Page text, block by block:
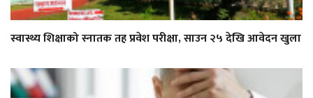
स्वास्थ्य शिक्षाको स्नातक तह प्रवेश परीक्षा, साउन २५ देखि आवेदन खुला